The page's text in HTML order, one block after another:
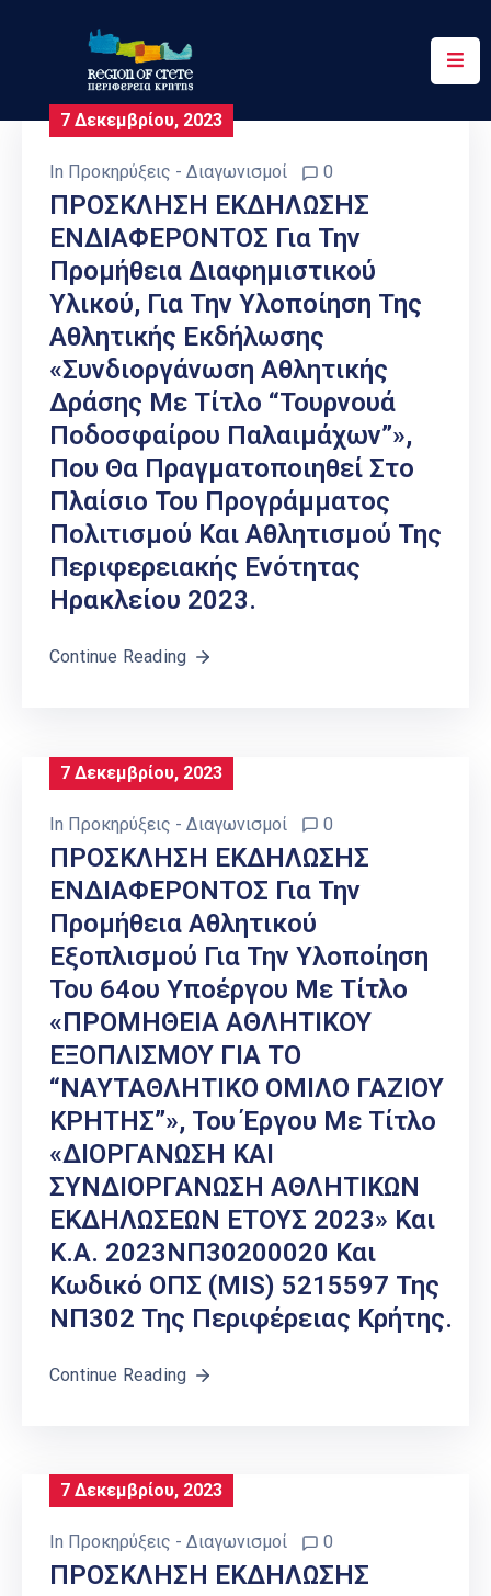
Περιφέρεια
Έργα
Δράσεις
Ψηφιακές
Υπηρεσίες
Επικοινωνία
7 Δεκεμβρίου, 2023
In Προκηρύξεις - Διαγωνισμοί 0
ΠΡΟΣΚΛΗΣΗ ΕΚΔΗΛΩΣΗΣ
ΕΝΔΙΑΦΕΡΟΝΤΟΣ Για Την
Προμήθεια Διαφημιστικού
Υλικού, Για Την Υλοποίηση Της
Αθλητικής Εκδήλωσης
«Συνδιοργάνωση Αθλητικής
Δράσης Με Τίτλο “Τουρνουά
Ποδοσφαίρου Παλαιμάχων”»,
Που Θα Πραγματοποιηθεί Στο
Πλαίσιο Του Προγράμματος
Πολιτισμού Και Αθλητισμού Της
Περιφερειακής Ενότητας
Ηρακλείου 2023.
Continue Reading
7 Δεκεμβρίου, 2023
In Προκηρύξεις - Διαγωνισμοί 0
ΠΡΟΣΚΛΗΣΗ ΕΚΔΗΛΩΣΗΣ
ΕΝΔΙΑΦΕΡΟΝΤΟΣ Για Την
Προμήθεια Αθλητικού
Εξοπλισμού Για Την Υλοποίηση
Του 64ου Υποέργου Με Τίτλο
«ΠΡΟΜΗΘΕΙΑ ΑΘΛΗΤΙΚΟΥ
ΕΞΟΠΛΙΣΜΟΥ ΓΙΑ ΤΟ
“ΝΑΥΤΑΘΛΗΤΙΚΟ ΟΜΙΛΟ ΓΑΖΙΟΥ
ΚΡΗΤΗΣ”», Του Έργου Με Τίτλο
«ΔΙΟΡΓΑΝΩΣΗ ΚΑΙ
ΣΥΝΔΙΟΡΓΑΝΩΣΗ ΑΘΛΗΤΙΚΩΝ
ΕΚΔΗΛΩΣΕΩΝ ΕΤΟΥΣ 2023» Και
Κ.Α. 2023ΝΠ30200020 Και
Κωδικό ΟΠΣ (MIS) 5215597 Της
ΝΠ302 Της Περιφέρειας Κρήτης.
Continue Reading
7 Δεκεμβρίου, 2023
In Προκηρύξεις - Διαγωνισμοί 0
ΠΡΟΣΚΛΗΣΗ ΕΚΔΗΛΩΣΗΣ